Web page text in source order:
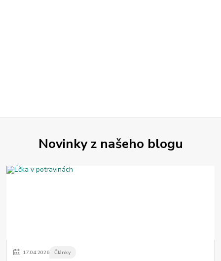
Novinky z našeho blogu
17.04.2026 Články